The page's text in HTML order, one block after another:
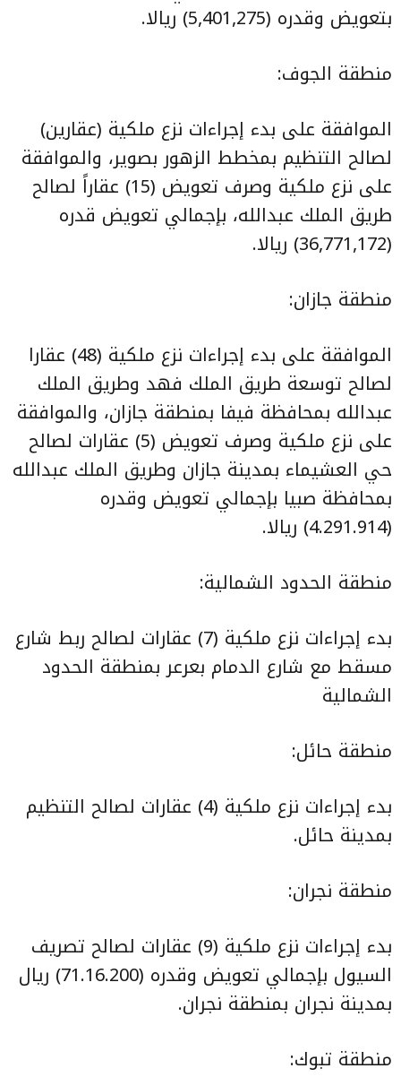
بتعويض وقدره (5,401,275) ريالا.
منطقة الجوف:
الموافقة على بدء إجراءات نزع ملكية (عقارين)
لصالح التنظيم بمخطط الزهور بصوير، والموافقة
على نزع ملكية وصرف تعويض (15) عقاراً لصالح
طريق الملك عبدالله، بإجمالي تعويض قدره
(36,771,172) ريالا.
منطقة جازان:
الموافقة على بدء إجراءات نزع ملكية (48) عقارا
لصالح توسعة طريق الملك فهد وطريق الملك
عبدالله بمحافظة فيفا بمنطقة جازان، والموافقة
على نزع ملكية وصرف تعويض (5) عقارات لصالح
حي العشيماء بمدينة جازان وطريق الملك عبدالله
بمحافظة صبيا بإجمالي تعويض وقدره
(4.291.914) ريالا.
منطقة الحدود الشمالية:
بدء إجراءات نزع ملكية (7) عقارات لصالح ربط شارع
مسقط مع شارع الدمام بعرعر بمنطقة الحدود
الشمالية
منطقة حائل:
بدء إجراءات نزع ملكية (4) عقارات لصالح التنظيم
بمدينة حائل.
منطقة نجران:
بدء إجراءات نزع ملكية (9) عقارات لصالح تصريف
السيول بإجمالي تعويض وقدره (71.16.200) ريال
بمدينة نجران بمنطقة نجران.
منطقة تبوك: